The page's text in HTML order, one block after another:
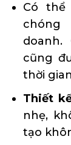
Có
chóng
cũng
thời
Thiết
nhẹ,
tạo